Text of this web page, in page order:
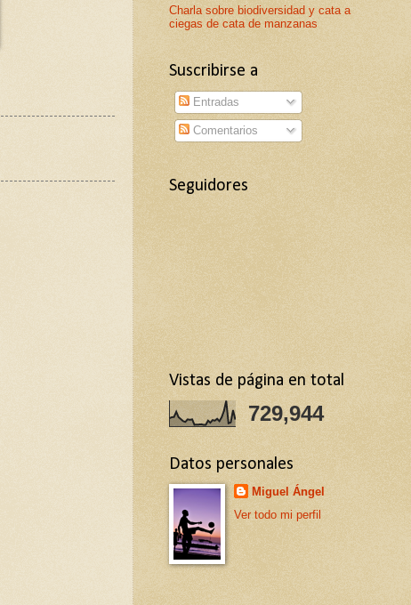
Charla sobre biodiversidad y cata a
ciegas de cata de manzanas
Suscribirse a
Entradas
Comentarios
Seguidores
Vistas de página en total
729,944
Datos personales
Miguel Ángel
Ver todo mi perfil